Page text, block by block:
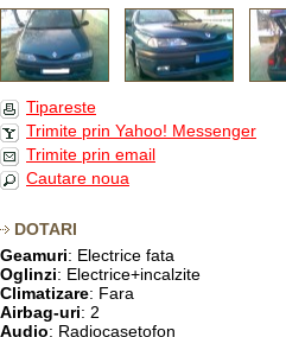
Tipareste
Trimite prin Yahoo! Messenger
Trimite prin email
Cautare noua
DOTARI
Geamuri: Electrice fata
Oglinzi: Electrice+incalzite
Climatizare: Fara
Airbag-uri: 2
Audio: Radiocasetofon